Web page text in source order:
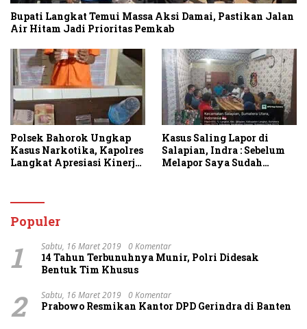
Bupati Langkat Temui Massa Aksi Damai, Pastikan Jalan
Air Hitam Jadi Prioritas Pemkab
Polsek Bahorok Ungkap
Kasus Narkotika, Kapolres
Langkat Apresiasi Kinerja
Layanan 110
Kasus Saling Lapor di
Salapian, Indra : Sebelum
Melapor Saya Sudah
Populer
1 Sabtu, 16 Maret 2019 0 Komentar
14 Tahun Terbunuhnya Munir, Polri Didesak
Bentuk Tim Khusus
2 Sabtu, 16 Maret 2019 0 Komentar
Prabowo Resmikan Kantor DPD Gerindra di Banten